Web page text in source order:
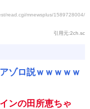
read.cgi/mnewsplus/1589728004/
引用元:2ch.sc
ゾロ説ｗｗｗｗｗ
ンの田所恵ちゃ